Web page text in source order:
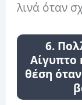
λινά όταν
6.
Αίγυπτο
θέση